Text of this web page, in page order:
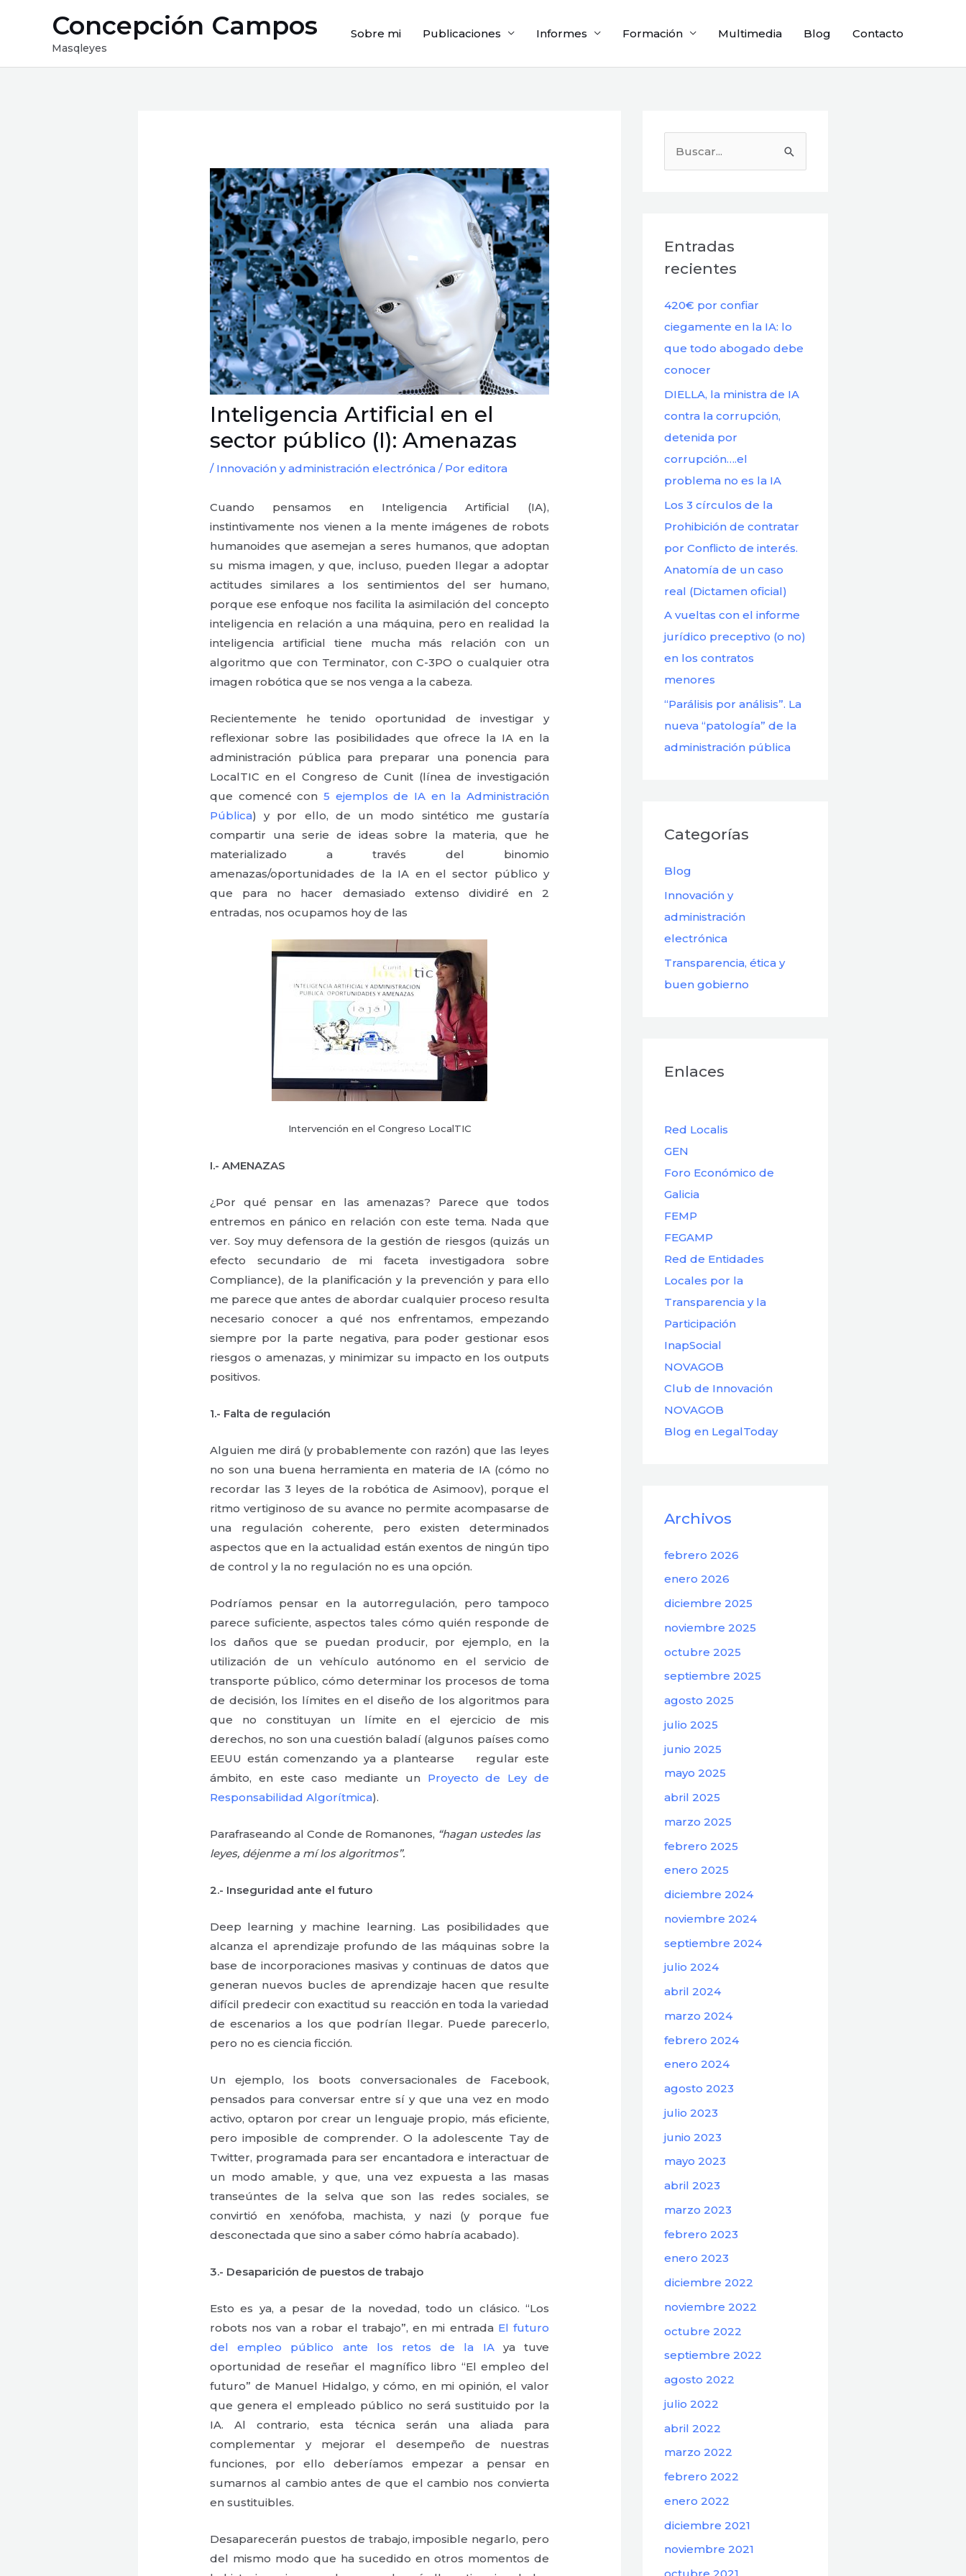
contenido
Concepción Campos
Masqleyes
Sobre mi Publicaciones Informes Formación Multimedia Blog Contacto
Inteligencia Artificial en el
sector público (I): Amenazas
/ Innovación y administración electrónica / Poreditora
Cuando pensamos en Inteligencia Artificial (IA),
instintivamente nos vienen a la mente imágenes de robots
humanoides que asemejan a seres humanos, que adoptan
su misma imagen, y que, incluso, pueden llegar a adoptar
actitudes similares a los sentimientos del ser humano,
porque ese enfoque nos facilita la asimilación del concepto
inteligencia en relación a una máquina, pero en realidad la
inteligencia artificial tiene mucha más relación con un
algoritmo que con Terminator, con C-3PO o cualquier otra
imagen robótica que se nos venga a la cabeza.
Recientemente he tenido oportunidad de investigar y
reflexionar sobre las posibilidades que ofrece la IA en la
administración pública para preparar una ponencia para
LocalTIC en el Congreso de Cunit (línea de investigación
que comencé con5 ejemplos de IA en la Administración
Pública) y por ello, de un modo sintético me gustaría
compartir una serie de ideas sobre la materia, que he
materializado a través del binomio
amenazas/oportunidades de la IA en el sector público y
que para no hacer demasiado extenso dividiré en 2
entradas, nos ocupamos hoy de las
Intervención en el Congreso LocalTIC
I.- AMENAZAS
¿Por qué pensar en las amenazas? Parece que todos
entremos en pánico en relación con este tema. Nada que
ver. Soy muy defensora de la gestión de riesgos (quizás un
efecto secundario de mi faceta investigadora sobre
Compliance), de la planificación y la prevención y para ello
me parece que antes de abordar cualquier proceso resulta
necesario conocer a qué nos enfrentamos, empezando
siempre por la parte negativa, para poder gestionar esos
riesgos o amenazas, y minimizar su impacto en los outputs
positivos.
1.- Falta de regulación
Alguien me dirá (y probablemente con razón) que las leyes
no son una buena herramienta en materia de IA (cómo no
recordar las 3 leyes de la robótica de Asimoov), porque el
ritmo vertiginoso de su avance no permite acompasarse de
una regulación coherente, pero existen determinados
aspectos que en la actualidad están exentos de ningún tipo
de control y la no regulación no es una opción.
Podríamos pensar en la autorregulación, pero tampoco
parece suficiente, aspectos tales cómo quién responde de
los daños que se puedan producir, por ejemplo, en la
utilización de un vehículo autónomo en el servicio de
transporte público, cómo determinar los procesos de toma
de decisión, los límites en el diseño de los algoritmos para
que no constituyan un límite en el ejercicio de mis
derechos, no son una cuestión baladí (algunos países como
EEUU están comenzando ya a plantearse regular este
ámbito, en este caso mediante un Proyecto de Ley de
Responsabilidad Algorítmica).
Parafraseando al Conde de Romanones, “hagan ustedes las
leyes, déjenme a mí los algoritmos”.
2.- Inseguridad ante el futuro
Deep learning y machine learning. Las posibilidades que
alcanza el aprendizaje profundo de las máquinas sobre la
base de incorporaciones masivas y continuas de datos que
generan nuevos bucles de aprendizaje hacen que resulte
difícil predecir con exactitud su reacción en toda la variedad
de escenarios a los que podrían llegar. Puede parecerlo,
pero no es ciencia ficción.
Un ejemplo, los boots conversacionales de Facebook,
pensados para conversar entre sí y que una vez en modo
activo, optaron por crear un lenguaje propio, más eficiente,
pero imposible de comprender. O la adolescente Tay de
Twitter, programada para ser encantadora e interactuar de
un modo amable, y que, una vez expuesta a las masas
transeúntes de la selva que son las redes sociales, se
convirtió en xenófoba, machista, y nazi (y porque fue
desconectada que sino a saber cómo habría acabado).
3.- Desaparición de puestos de trabajo
Esto es ya, a pesar de la novedad, todo un clásico. “Los
robots nos van a robar el trabajo”, en mi entrada El futuro
del empleo público ante los retos de la IAya tuve
oportunidad de reseñar el magnífico libro “El empleo del
futuro” de Manuel Hidalgo, y cómo, en mi opinión, el valor
que genera el empleado público no será sustituido por la
IA. Al contrario, esta técnica serán una aliada para
complementar y mejorar el desempeño de nuestras
funciones, por ello deberíamos empezar a pensar en
sumarnos al cambio antes de que el cambio nos convierta
en sustituibles.
Desaparecerán puestos de trabajo, imposible negarlo, pero
del mismo modo que ha sucedido en otros momentos de
a
o
r
:
Entradas
recientes
420€ por confiar
ciegamente en la IA: lo
que todo abogado debe
conocer
DIELLA, la ministra de IA
contra la corrupción,
detenida por
corrupción….el
problema no es la IA
Los 3 círculos de la
Prohibición de contratar
por Conflicto de interés.
Anatomía de un caso
real (Dictamen oficial)
A vueltas con el informe
jurídico preceptivo (o no)
en los contratos
menores
“Parálisis por análisis”. La
nueva “patología” de la
administración pública
Categorías
Blog
Innovación y
administración
electrónica
Transparencia, ética y
buen gobierno
Enlaces
Red Localis
GEN
Foro Económico de
Galicia
FEMP
FEGAMP
Red de Entidades
Locales por la
Transparencia y la
Participación
InapSocial
NOVAGOB
Club de Innovación
NOVAGOB
Blog en LegalToday
Archivos
febrero 2026
enero 2026
diciembre 2025
noviembre 2025
octubre 2025
septiembre 2025
agosto 2025
julio 2025
junio 2025
mayo 2025
abril 2025
marzo 2025
febrero 2025
enero 2025
diciembre 2024
noviembre 2024
septiembre 2024
julio 2024
abril 2024
marzo 2024
febrero 2024
enero 2024
agosto 2023
julio 2023
junio 2023
mayo 2023
abril 2023
marzo 2023
febrero 2023
enero 2023
diciembre 2022
noviembre 2022
octubre 2022
septiembre 2022
agosto 2022
julio 2022
abril 2022
marzo 2022
febrero 2022
enero 2022
diciembre 2021
noviembre 2021